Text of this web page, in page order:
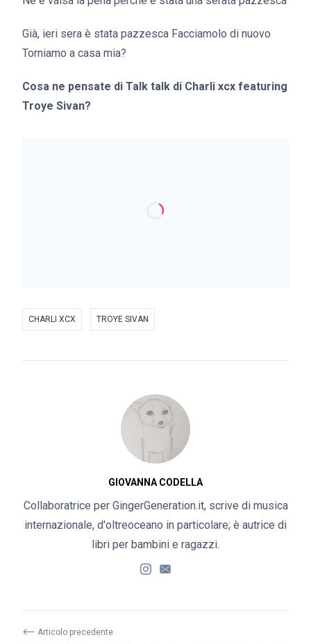
Già, ieri sera è stata pazzesca Facciamolo di nuovo
Torniamo a casa mia?
Cosa ne pensate di Talk talk di Charli xcx featuring
Troye Sivan?
CHARLI XCX TROYE SIVAN
GIOVANNA CODELLA
Collaboratrice per GingerGeneration.it, scrive di musica
internazionale, d'oltreoceano in particolare; è autrice di
libri per bambini e ragazzi.
⟵ Articolo precedente